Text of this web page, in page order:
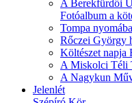
A Berekfürdői
Fotóalbum a
Tompa
Rőczei György
Költészet napja
A Miskolci Téli
A Nagykun
Jelenlét